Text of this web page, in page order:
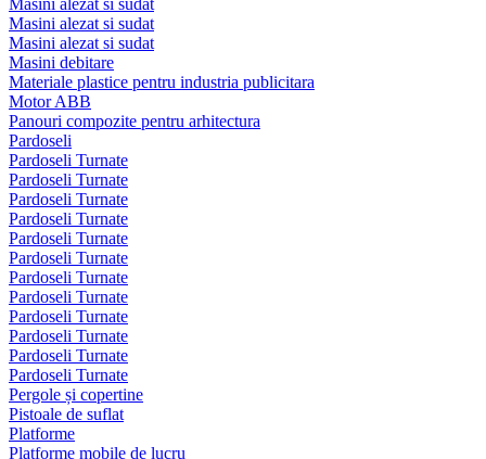
Masini alezat si sudat
Masini alezat si sudat
Masini alezat si sudat
Masini debitare
Materiale plastice pentru industria publicitara
Motor ABB
Panouri compozite pentru arhitectura
Pardoseli
Pardoseli Turnate
Pardoseli Turnate
Pardoseli Turnate
Pardoseli Turnate
Pardoseli Turnate
Pardoseli Turnate
Pardoseli Turnate
Pardoseli Turnate
Pardoseli Turnate
Pardoseli Turnate
Pardoseli Turnate
Pardoseli Turnate
Pergole și copertine
Pistoale de suflat
Platforme
Platforme mobile de lucru